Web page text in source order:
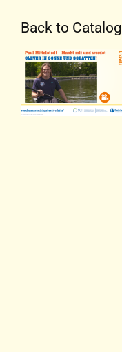
Back to Catalog